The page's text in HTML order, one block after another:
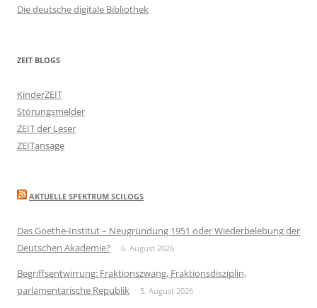
Die deutsche digitale Bibliothek
ZEIT BLOGS
KinderZEIT
Störungsmelder
ZEIT der Leser
ZEITansage
AKTUELLE SPEKTRUM SCILOGS
Das Goethe-Institut – Neugründung 1951 oder Wiederbelebung der
Deutschen Akademie?
6. August 2026
Begriffsentwirrung: Fraktionszwang, Fraktionsdisziplin,
parlamentarische Republik
5. August 2026